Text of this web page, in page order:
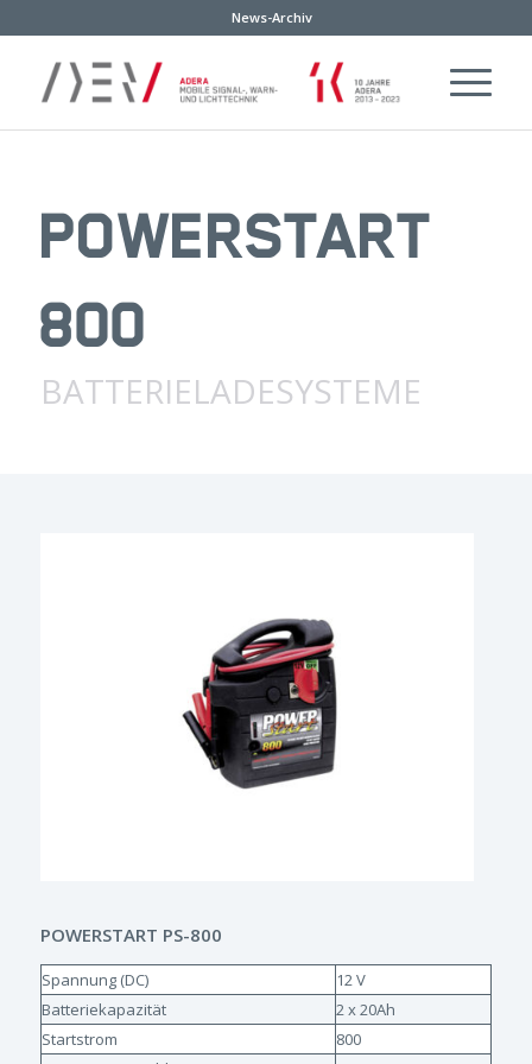
News-Archiv
POWERSTART
800
BATTERIELADESYSTEME
POWERSTART PS-800
Spannung (DC)
12 V
Batteriekapazität
2 x 20Ah
Startstrom
800